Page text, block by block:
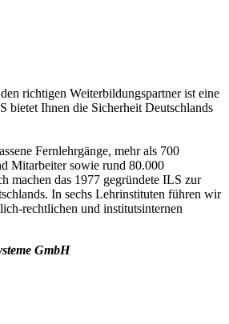
richtigen Weiterbildungspartner ist eine
bietet Ihnen die Sicherheit Deutschlands
Fernlehrgänge, mehr als 700
Mitarbeiter sowie rund 80.000
machen das 1977 gegründete ILS zur
In sechs Lehrinstituten führen wir
rechtlichen und institutsinternen
GmbH